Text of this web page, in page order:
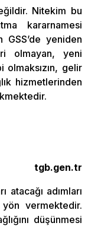
Nitekim bu
kararnamesi
GSS’de yeniden
olmayan, yeni
gelir
hizmetlerinden
tgb.gen.tr
atacağı adımları
vermektedir.
düşünmesi